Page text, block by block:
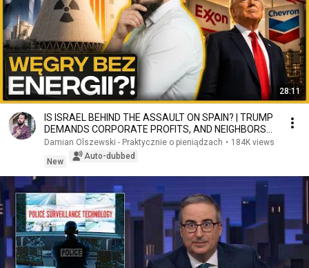
28:11
IS ISRAEL BEHIND THE ASSAULT ON SPAIN? | TRUMP
DEMANDS CORPORATE PROFITS, AND NEIGHBORS
SAVE HUNG...
Damian Olszewski - Praktycznie o pieniądzach • 184K views
New
Auto-dubbed